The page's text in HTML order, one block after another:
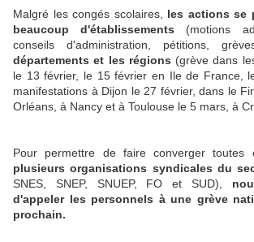
Malgré les congés scolaires, les actions se
beaucoup d'établissements (motions
conseils d'administration, pétitions,
départements et les régions (grève dans
le 13 février, le 15 février en Ile de France,
manifestations à Dijon le 27 février, dans le
Orléans, à Nancy et à Toulouse le 5 mars, à
Pour permettre de faire converger toutes
plusieurs organisations syndicales du
SNES, SNEP, SNUEP, FO et SUD),
d'appeler les personnels à une grève
prochain.